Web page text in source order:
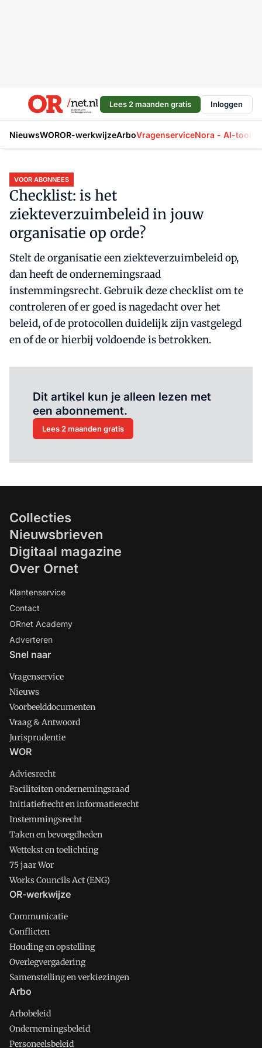
Lees 2 maanden gratis Inloggen
NieuwsWOROR-werkwijzeArboVragenserviceNora - AI-tool
VOOR ABONNEES
Checklist: is het
ziekteverzuimbeleid in jouw
organisatie op orde?
Stelt de organisatie een ziekteverzuimbeleid op,
dan heeft de ondernemingsraad
instemmingsrecht. Gebruik deze checklist om te
controleren of er goed is nagedacht over het
beleid, of de protocollen duidelijk zijn vastgelegd
en of de or hierbij voldoende is betrokken.
Dit artikel kun je alleen lezen met
een abonnement.
Lees 2 maanden gratis
Collecties
Nieuwsbrieven
Digitaal magazine
Over Ornet
Klantenservice
Contact
ORnet Academy
Adverteren
Snel naar
Vragenservice
Nieuws
Voorbeelddocumenten
Vraag & Antwoord
Jurisprudentie
WOR
Adviesrecht
Faciliteiten ondernemingsraad
Initiatiefrecht en informatierecht
Instemmingsrecht
Taken en bevoegdheden
Wettekst en toelichting
75 jaar Wor
Works Councils Act (ENG)
OR-werkwijze
Communicatie
Conflicten
Houding en opstelling
Overlegvergadering
Samenstelling en verkiezingen
Arbo
Arbobeleid
Ondernemingsbeleid
Personeelsbeleid